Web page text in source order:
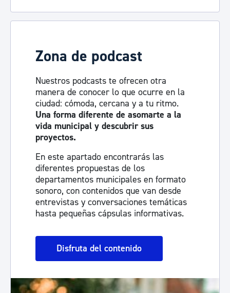
Visita la sala de prensa
Zona de podcast
Nuestros podcasts te ofrecen otra
manera de conocer lo que ocurre en la
ciudad: cómoda, cercana y a tu ritmo.
Una forma diferente de asomarte a la
vida municipal y descubrir sus
proyectos.
En este apartado encontrarás las
diferentes propuestas de los
departamentos municipales en formato
sonoro, con contenidos que van desde
entrevistas y conversaciones temáticas
hasta pequeñas cápsulas informativas.
Disfruta del contenido